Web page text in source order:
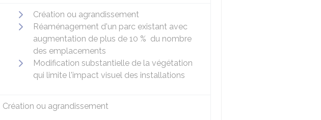
Création ou agrandissement
Réaménagement d'un parc existant avec
augmentation de plus de 10 % du nombre
des emplacements
Modification substantielle de la végétation
qui limite l'impact visuel des installations
Création ou agrandissement